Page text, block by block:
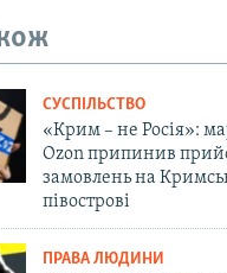
СУСПІЛЬСТВО
«Крим – не Росія»:
Ozon припинив
замовлень на
півострові
ПРАВА ЛЮДИНИ